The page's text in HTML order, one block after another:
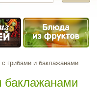
с грибами и баклажанами
баклажанами